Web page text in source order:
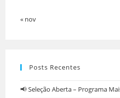
« nov
Posts Recentes
📢 Seleção Aberta – Programa